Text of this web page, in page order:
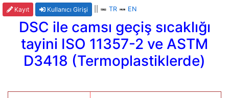
Kayıt Kullanıcı Girişi TR EN
DSC ile camsı geçiş sıcaklığı
tayini ISO 11357-2 ve ASTM
D3418 (Termoplastiklerde)